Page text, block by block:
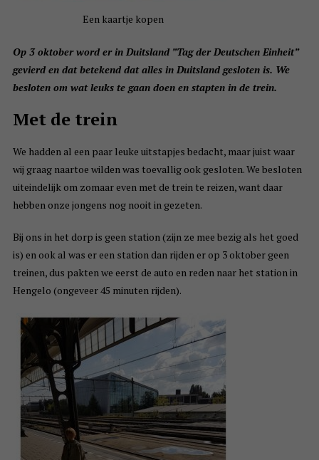
Een kaartje kopen
Op 3 oktober word er in Duitsland ”Tag der Deutschen Einheit”
gevierd en dat betekend dat alles in Duitsland gesloten is. We
besloten om wat leuks te gaan doen en stapten in de trein.
Met de trein
We hadden al een paar leuke uitstapjes bedacht, maar juist waar
wij graag naartoe wilden was toevallig ook gesloten. We besloten
uiteindelijk om zomaar even met de trein te reizen, want daar
hebben onze jongens nog nooit in gezeten.
Bij ons in het dorp is geen station (zijn ze mee bezig als het goed
is) en ook al was er een station dan rijden er op 3 oktober geen
treinen, dus pakten we eerst de auto en reden naar het station in
Hengelo (ongeveer 45 minuten rijden).